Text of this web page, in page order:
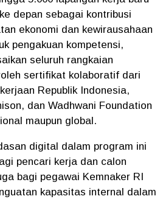
depan sebagai kontribusi
ekonomi dan kewirausahaan
pengakuan kompetensi,
seluruh rangkaian
sertifikat kolaboratif dari
Republik Indonesia,
dan Wadhwani Foundation
maupun global.
digital dalam program ini
pencari kerja dan calon
bagi pegawai Kemnaker RI
kapasitas internal dalam